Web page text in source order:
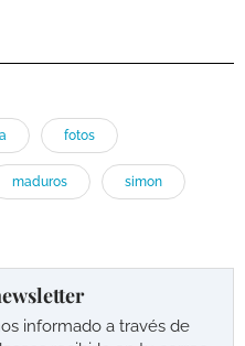
fotos
maduros simon
informado a través de